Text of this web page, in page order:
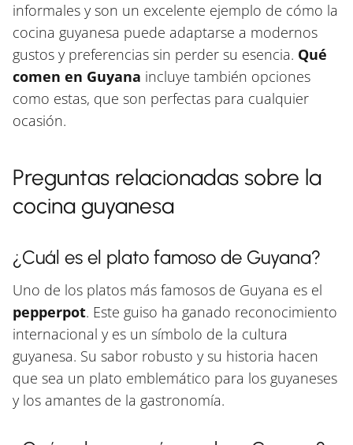
informales y son un excelente ejemplo de cómo la
cocina guyanesa puede adaptarse a modernos
gustos y preferencias sin perder su esencia. Qué
comen en Guyana incluye también opciones
como estas, que son perfectas para cualquier
ocasión.
Preguntas relacionadas sobre la
cocina guyanesa
¿Cuál es el plato famoso de Guyana?
Uno de los platos más famosos de Guyana es el
pepperpot. Este guiso ha ganado reconocimiento
internacional y es un símbolo de la cultura
guyanesa. Su sabor robusto y su historia hacen
que sea un plato emblemático para los guyaneses
y los amantes de la gastronomía.